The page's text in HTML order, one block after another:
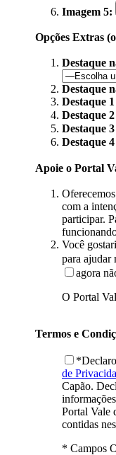
Imagem 5:
Opções Extras
Destaque
Destaque
Destaque 1
Destaque 2
Destaque 3
Destaque 4
Apoie o Portal
com a
participar.
Você
para ajudar
agora
O Portal
Termos e
de
Capão.
Portal Vale
contidas
* Campos